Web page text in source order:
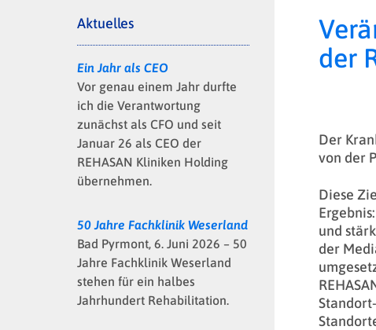
der
Der
von der
Diese
und
der
Aktuelles
Ein Jahr als CEO
Vor genau einem Jahr durfte
ich die Verantwortung
zunächst als CFO und seit
Januar 26 als CEO der
REHASAN Kliniken Holding
übernehmen.
50 Jahre Fachklinik Weserland
Bad Pyrmont, 6. Juni 2026 – 50
Jahre Fachklinik Weserland
stehen für ein halbes
Jahrhundert Rehabilitation.